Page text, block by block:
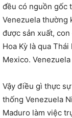
đều có nguồn gốc
Venezuela thường
được sản xuất,
Hoa Kỳ là qua
Mexico.
Vậy điều gì thực
thống Venezuela
Maduro làm việc